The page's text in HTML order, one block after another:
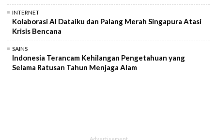
INTERNET
Kolaborasi AI Dataiku dan Palang Merah Singapura Atasi
Krisis Bencana
SAINS
Indonesia Terancam Kehilangan Pengetahuan yang
Selama Ratusan Tahun Menjaga Alam